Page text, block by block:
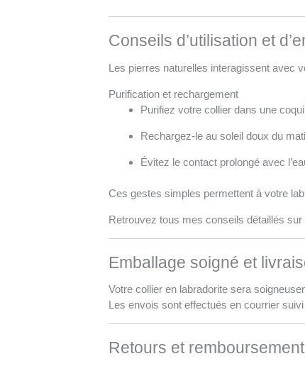
Conseils d’utilisation et
Les pierres naturelles interagissent avec
Purification et rechargement
Purifiez votre collier dans une
Rechargez-le au soleil doux du
Évitez le contact prolongé avec
Ces gestes simples permettent à votre
Retrouvez tous mes conseils détaillés
Emballage soigné et
Votre collier en labradorite sera
Les envois sont effectués en courrier
Retours et